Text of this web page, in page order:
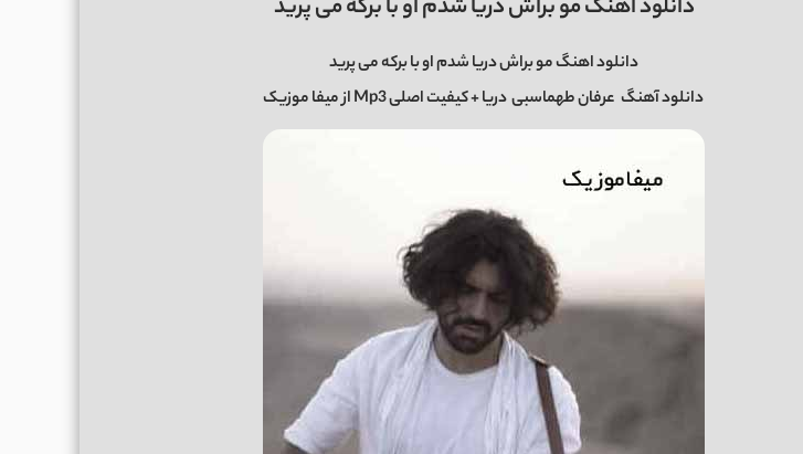
دانلود اهنگ مو براش دریا شدم او با برکه می پرید
دانلود اهنگ مو براش دریا شدم او با برکه می پرید
دانلود آهنگ عرفان طهماسبیدریا + کیفیت اصلی Mp3 از میفا موزیک